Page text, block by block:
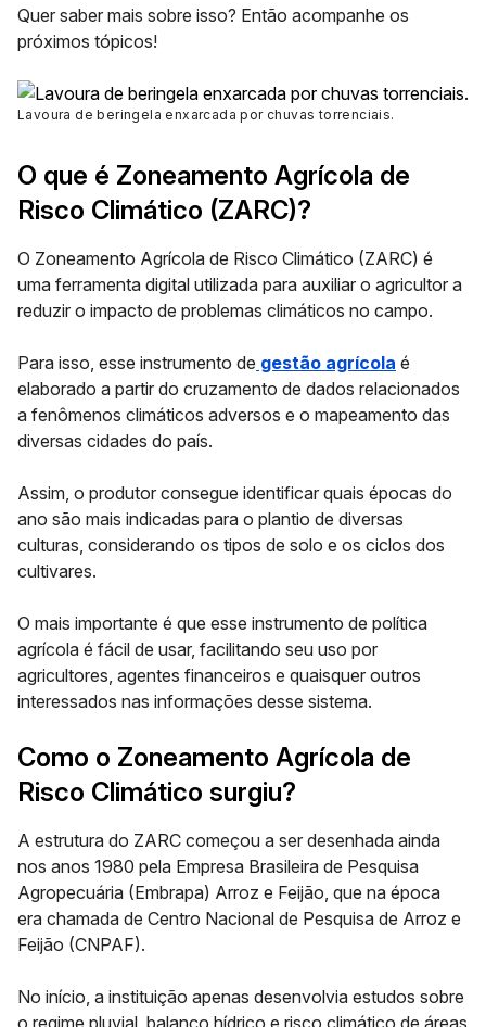
Quer saber mais sobre isso? Então acompanhe os
próximos tópicos!
Lavoura de beringela enxarcada por chuvas torrenciais.
O que é Zoneamento Agrícola de
Risco Climático (ZARC)?
O Zoneamento Agrícola de Risco Climático (ZARC) é
uma ferramenta digital utilizada para auxiliar o agricultor a
reduzir o impacto de problemas climáticos no campo.
Para isso, esse instrumento de gestão agrícola é
elaborado a partir do cruzamento de dados relacionados
a fenômenos climáticos adversos e o mapeamento das
diversas cidades do país.
Assim, o produtor consegue identificar quais épocas do
ano são mais indicadas para o plantio de diversas
culturas, considerando os tipos de solo e os ciclos dos
cultivares.
O mais importante é que esse instrumento de política
agrícola é fácil de usar, facilitando seu uso por
agricultores, agentes financeiros e quaisquer outros
interessados nas informações desse sistema.
Como o Zoneamento Agrícola de
Risco Climático surgiu?
A estrutura do ZARC começou a ser desenhada ainda
nos anos 1980 pela Empresa Brasileira de Pesquisa
Agropecuária (Embrapa) Arroz e Feijão, que na época
era chamada de Centro Nacional de Pesquisa de Arroz e
Feijão (CNPAF).
No início, a instituição apenas desenvolvia estudos sobre
o regime pluvial, balanço hídrico e risco climático de áreas